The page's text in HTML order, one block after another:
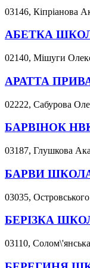
03146, Кіпріанова
АБЕТКА
02140, Мішуги
АРАТТА
02222, Сабурова
БАРВІНОК
03187, Глушкова
БАРВИ
03035,
БЕРІЗКА
03110,